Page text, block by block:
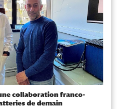
collaboration franco-
de demain